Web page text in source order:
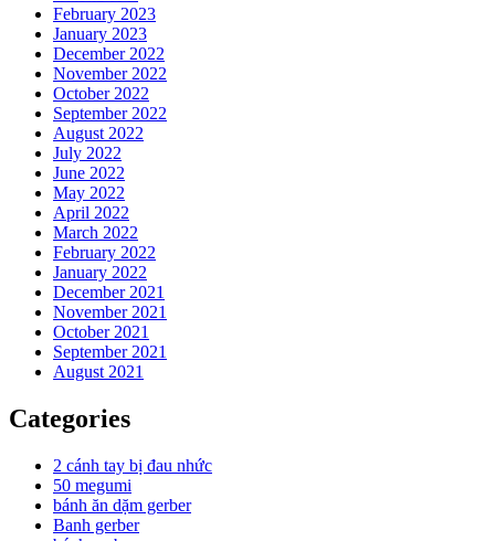
February 2023
January 2023
December 2022
November 2022
October 2022
September 2022
August 2022
July 2022
June 2022
May 2022
April 2022
March 2022
February 2022
January 2022
December 2021
November 2021
October 2021
September 2021
August 2021
Categories
2 cánh tay bị đau nhức
50 megumi
bánh ăn dặm gerber
Banh gerber